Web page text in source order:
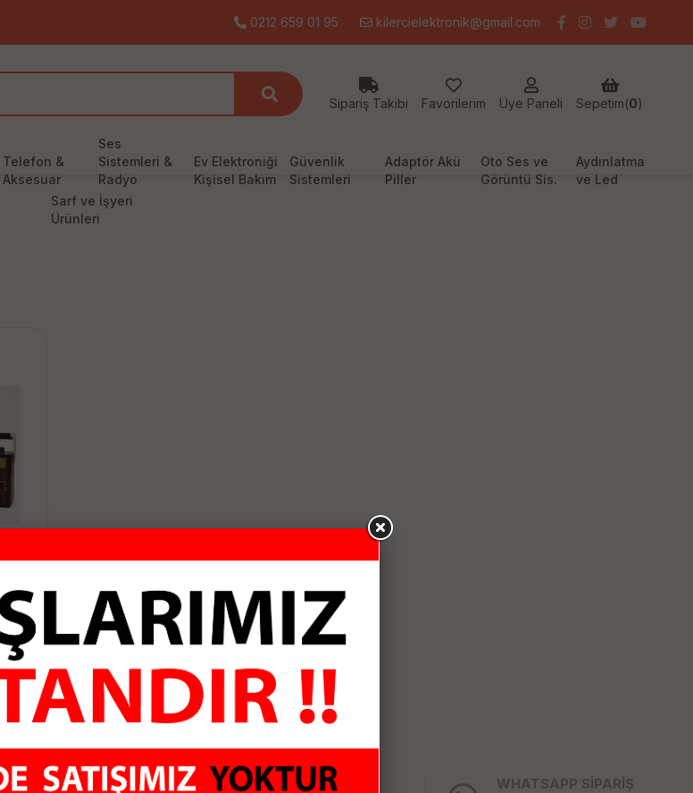
0212 659 01 95 kilercielektronik@gmail.com
Sipariş Takibi Favorilerim Üye Paneli Sepetim(0)
Telefon &
Aksesuar
Ses
Sistemleri &
Radyo
Ev Elektroniği
Kişisel Bakım
Güvenlik
Sistemleri
Adaptör Akü
Piller
Oto Ses ve
Görüntü Sis.
Aydınlatma
ve Led
Sarf ve İşyeri
Ürünleri
GÜVENLİ ÖDEME KOLAY İADE WHATSAPP SİPARİŞ